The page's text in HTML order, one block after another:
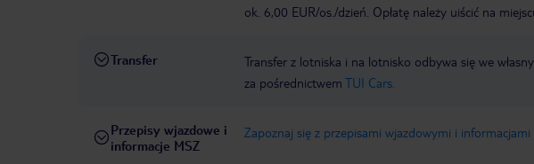
ok. 6,00 EUR/os./dzień. Opłatę należy uiścić na
Transfer
Transfer z lotniska i na lotnisko odbywa się we
za pośrednictwem TUI Cars.
Przepisy wjazdowe i
informacje MSZ
Zapoznaj się z przepisami wjazdowymi i